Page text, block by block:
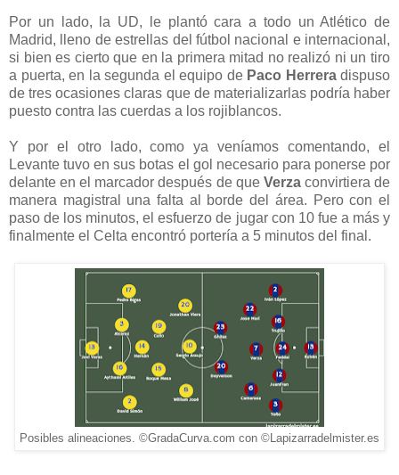
Por un lado, la UD, le plantó cara a todo un Atlético de
Madrid, lleno de estrellas del fútbol nacional e internacional,
si bien es cierto que en la primera mitad no realizó ni un tiro
a puerta, en la segunda el equipo de Paco Herreradispuso
de tres ocasiones claras que de materializarlas podría haber
puesto contra las cuerdas a los rojiblancos.
Y por el otro lado, como ya veníamos comentando, el
Levante tuvo en sus botas el gol necesario para ponerse por
delante en el marcador después de que Verzaconvirtiera de
manera magistral una falta al borde del área. Pero con el
paso de los minutos, el esfuerzo de jugar con 10 fue a más y
finalmente el Celta encontró portería a 5 minutos del final.
Posibles alineaciones. ©GradaCurva.com con ©Lapizarradelmister.es